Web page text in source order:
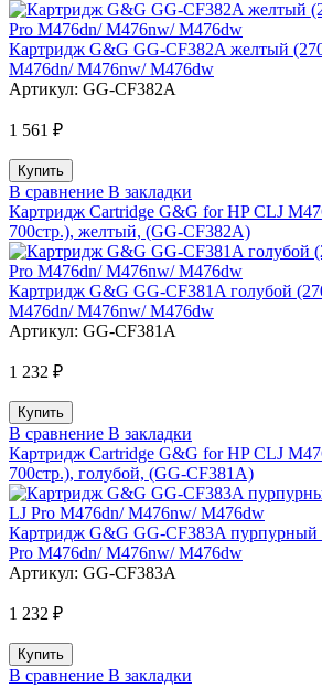
Картридж G&G GG-CF382A желтый
M476dn/ M476nw/ M476dw
Артикул: GG-CF382A
1 561 ₽
В сравнение В закладки
Картридж Cartridge G&G for HP СLJ
700стр.), желтый, (GG-CF382A)
Картридж G&G GG-CF381A голубой
M476dn/ M476nw/ M476dw
Артикул: GG-CF381A
1 232 ₽
В сравнение В закладки
Картридж Cartridge G&G for HP СLJ
700стр.), голубой, (GG-CF381A)
Картридж G&G GG-CF383A пурпурный
Pro M476dn/ M476nw/ M476dw
Артикул: GG-CF383A
1 232 ₽
В сравнение В закладки